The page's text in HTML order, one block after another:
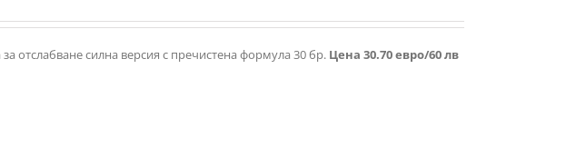
за отслабване силна версия с пречистена формула 30 бр. Цена 30.70 евро/60 лв